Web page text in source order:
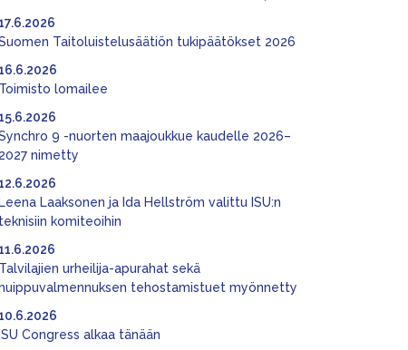
Taitoluistelusäätiön tukipäätökset 2026
Toimisto lomailee
9 -nuorten maajoukkue kaudelle 2026–
2027 nimetty
Leena Laaksonen ja Ida Hellström valittu ISU:n
teknisiin komiteoihin
Talvilajien urheilija-apurahat sekä
huippuvalmennuksen tehostamistuet myönnetty
ISU Congress alkaa tänään